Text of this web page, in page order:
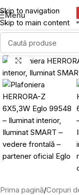
Skip to navigation
Skip to main content
Menu
Click to
Prima pagină/Corpuri